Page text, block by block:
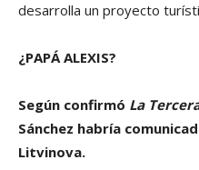
desarrolla un proyecto
¿PAPÁ ALEXIS?
Según confirmó La
Sánchez habría
Litvinova.